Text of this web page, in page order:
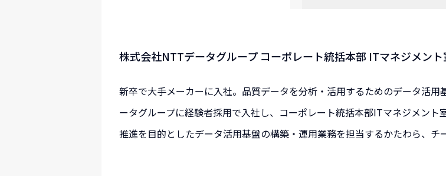
株式会社NTTデータグループ コーポレート統括本部 ITマネジメント
新卒で大手メーカーに入社。品質データを分析・活用するためのデータ活
ータグループに経験者採用で入社し、コーポレート統括本部ITマネジメン
推進を目的としたデータ活用基盤の構築・運用業務を担当するかたわら、チ